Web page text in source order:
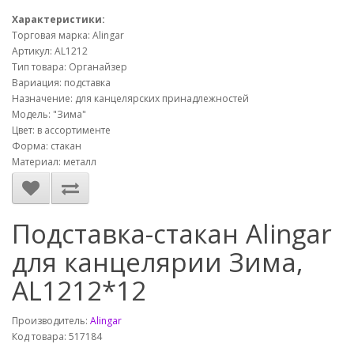
Характеристики:
Торговая марка: Alingar
Артикул: AL1212
Тип товара: Органайзер
Вариация: подставка
Назначение: для канцелярских принадлежностей
Модель: "Зима"
Цвет: в ассортименте
Форма: стакан
Материал: металл
Подставка-стакан Alingar
для канцелярии Зима,
AL1212*12
Производитель: Alingar
Код товара: 517184